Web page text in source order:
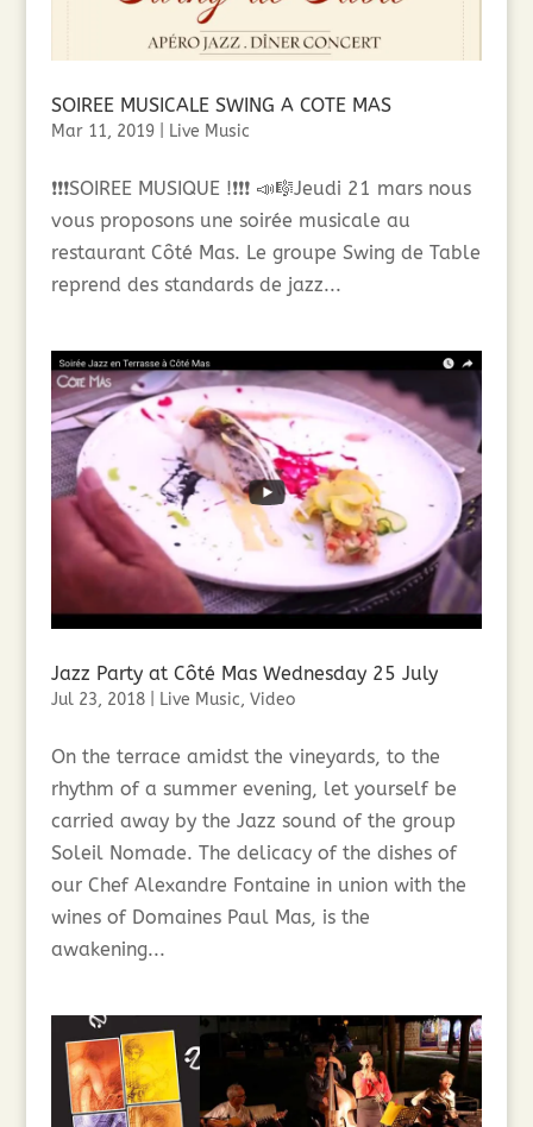
SOIREE MUSICALE SWING A COTE MAS
Mar 11, 2019| Live Music
❗️❗️❗️SOIREE MUSIQUE !❗️❗️❗️ 📣🎼Jeudi 21 mars nous
vous proposons une soirée musicale au
restaurant Côté Mas. Le groupe Swing de Table
reprend des standards de jazz...
Jazz Party at Côté Mas Wednesday 25 July
Jul 23, 2018| Live Music, Video
On the terrace amidst the vineyards, to the
rhythm of a summer evening, let yourself be
carried away by the Jazz sound of the group
Soleil Nomade. The delicacy of the dishes of
our Chef Alexandre Fontaine in union with the
wines of Domaines Paul Mas, is the
awakening...